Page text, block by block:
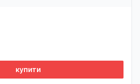
купити